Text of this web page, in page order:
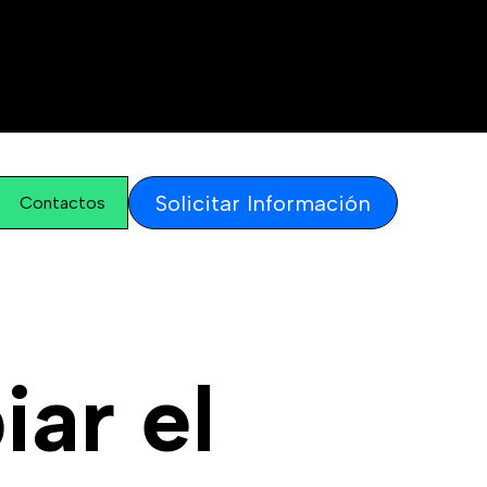
Contactos Solicitar Información
el